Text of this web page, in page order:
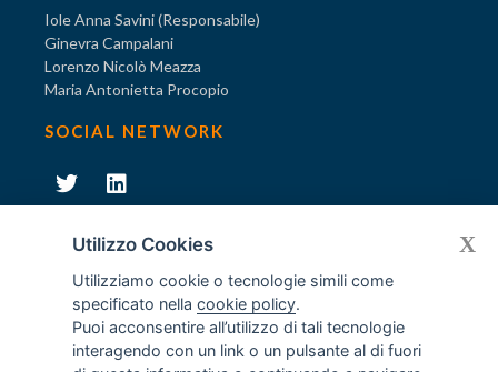
Iole Anna Savini (Responsabile)
Ginevra Campalani
Lorenzo Nicolò Meazza
Maria Antonietta Procopio
SOCIAL NETWORK
Diventa socio di AODV
© Tutti i diritti riservati AODV231- ® Marchio registrato
Utilizzo Cookies
Utilizziamo cookie o tecnologie simili come
specificato nellacookie policy.
Puoi acconsentire all’utilizzo di tali tecnologie
interagendo con un link o un pulsante al di fuori
X